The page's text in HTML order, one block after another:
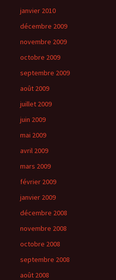
janvier 2010
décembre 2009
novembre 2009
octobre 2009
septembre 2009
août 2009
juillet 2009
juin 2009
mai 2009
avril 2009
mars 2009
février 2009
janvier 2009
décembre 2008
novembre 2008
octobre 2008
septembre 2008
août 2008